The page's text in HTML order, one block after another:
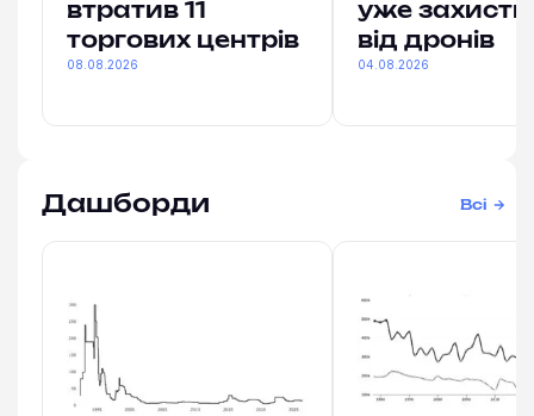
втратив 11
торгових центрів
08.08.2026
уже
від дронів
04.08.2026
Дашборди Всі